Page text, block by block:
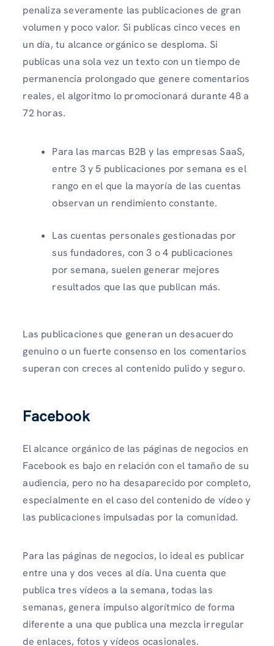
penaliza severamente las publicaciones de gran
volumen y poco valor. Si publicas cinco veces en
un día, tu alcance orgánico se desploma. Si
publicas una sola vez un texto con un tiempo de
permanencia prolongado que genere comentarios
reales, el algoritmo lo promocionará durante 48 a
72 horas.
Para las marcas B2B y las empresas SaaS,
entre 3 y 5 publicaciones por semana es el
rango en el que la mayoría de las cuentas
observan un rendimiento constante.
Las cuentas personales gestionadas por
sus fundadores, con 3 o 4 publicaciones
por semana, suelen generar mejores
resultados que las que publican más.
Las publicaciones que generan un desacuerdo
genuino o un fuerte consenso en los comentarios
superan con creces al contenido pulido y seguro.
Facebook
El alcance orgánico de las páginas de negocios en
Facebook es bajo en relación con el tamaño de su
audiencia, pero no ha desaparecido por completo,
especialmente en el caso del contenido de vídeo y
las publicaciones impulsadas por la comunidad.
Para las páginas de negocios, lo ideal es publicar
entre una y dos veces al día. Una cuenta que
publica tres vídeos a la semana, todas las
semanas, genera impulso algorítmico de forma
diferente a una que publica una mezcla irregular
de enlaces, fotos y vídeos ocasionales.